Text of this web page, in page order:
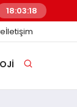
Minibüs
18:03:19
İletişim